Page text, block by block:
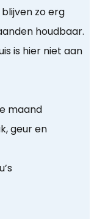
zo erg
houdbaar.
is hier niet aan
maand
geur en